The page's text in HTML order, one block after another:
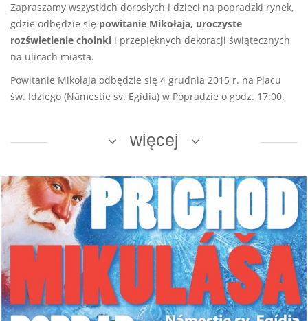
Zapraszamy wszystkich dorosłych i dzieci na popradzki rynek,
gdzie odbędzie się powitanie Mikołaja, uroczyste
rozświetlenie choinki i przepięknych dekoracji świątecznych
na ulicach miasta.
Powitanie Mikołaja odbędzie się 4 grudnia 2015 r. na Placu
św. Idziego (Námestie sv. Egídia) w Popradzie o godz. 17:00.
więcej